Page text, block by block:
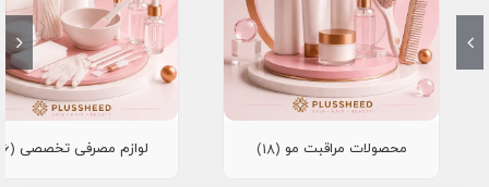
محصولات مراقبت مو (18) لوازم مصرفی تخصصی (16)